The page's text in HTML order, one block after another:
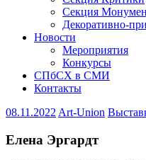
Секция
Декоративно-
Новости
Мероприятия
Конкурсы
СПбСХ в СМИ
Контакты
08.11.2022 Art-Union
Елена Эргардт